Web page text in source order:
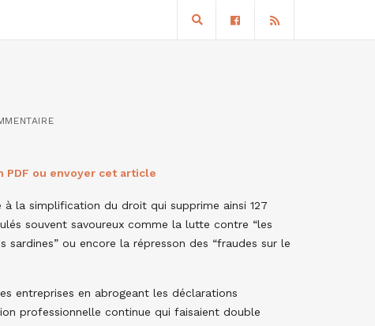
PDF ou envoyer cet article
la simplification du droit qui supprime ainsi 127
souvent savoureux comme la lutte contre “les
sardines” ou encore la répresson des “fraudes sur le
entreprises en abrogeant les déclarations
professionnelle continue qui faisaient double